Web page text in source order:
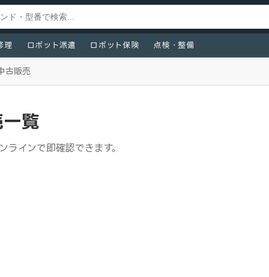
理 ロボット派遣 ロボット保険 点検・整備
古販売
覧
インで即確認できます。